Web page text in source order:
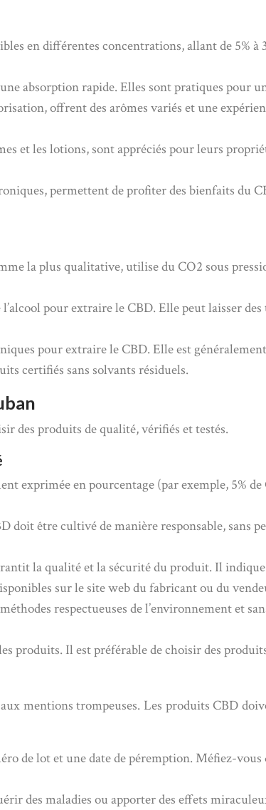
en différentes concentrations, allant de 5%
absorption rapide. Elles sont pratiques pour
offrent des arômes variés et une
et les lotions, sont appréciés pour leurs
permettent de profiter des bienfaits du
la plus qualitative, utilise du CO2 sous
pour extraire le CBD. Elle peut laisser
pour extraire le CBD. Elle est
certifiés sans solvants résiduels.
des produits de qualité, vérifiés et testés.
exprimée en pourcentage (par exemple, 5%
doit être cultivé de manière responsable, sans
la qualité et la sécurité du produit. Il
sur le site web du fabricant ou du
respectueuses de l’environnement et
produits. Il est préférable de choisir des
mentions trompeuses. Les produits CBD
de lot et une date de péremption. Méfiez-
des maladies ou apporter des effets